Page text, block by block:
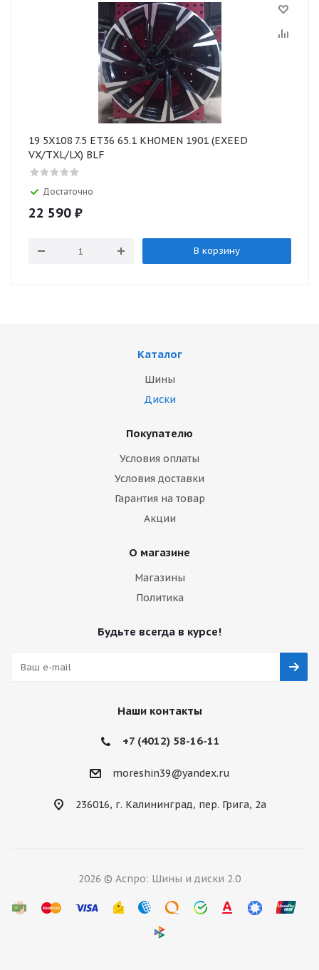
19 5X108 7.5 ET36 65.1 KHOMEN 1901 (EXEED
VX/TXL/LX) BLF
Достаточно
22 590 ₽
В корзину
Каталог
Шины
Диски
Покупателю
Условия оплаты
Условия доставки
Гарантия на товар
Акции
О магазине
Магазины
Политика
Будьте всегда в курсе!
Наши контакты
+7 (4012) 58-16-11
moreshin39@yandex.ru
236016, г. Калининград, пер. Грига, 2а
2026 © Аспро: Шины и диски 2.0